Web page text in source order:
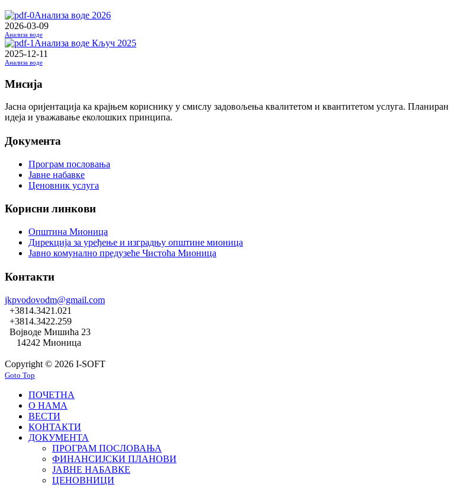
Анализа воде 2026
2026-03-09
Анализа воде
Анализа воде Кључ 2025
2025-12-11
Анализа воде
Мисија
Јасна оријентација ка крајњем кориснику у смислу задовољења квалитетом и квантитетом услуга.
идеја и уважавање еколошких принципа.
Документа
Програм пословања
Јавне набавке
Ценовник услуга
Корисни линкови
Општина Мионица
Дирекција за уређење и изградњу општине мионица
Јавно комунално предузеће Чистоћа Мионица
Контакти
jkpvodovodm@gmail.com
+3814.3421.021
+3814.3422.259
Војводе Мишића 23
14242 Мионица
Copyright © 2026 I-SOFT
Goto Top
ПОЧЕТНА
О НАМА
ВЕСТИ
КОНТАКТИ
ДОКУМЕНТА
ПРОГРАМ ПОСЛОВАЊА
ФИНАНСИЈСКИ ПЛАНОВИ
ЈАВНЕ НАБАВКЕ
ЦЕНОВНИЦИ